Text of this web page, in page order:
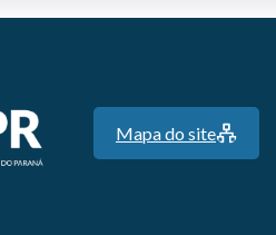
Mapa do site